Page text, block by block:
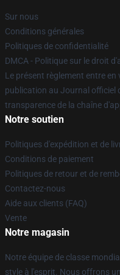
Sur nous
Conditions générales
Politiques de confidentialité
DMCA - Politique sur le droit
Le présent règlement entre
publication au Journal officiel
transparence de la chaîne
Notre soutien
Politiques d'expédition et de
Conditions de paiement
Politiques de retour et de
Contactez-nous
Aide aux clients (FAQ)
Vente
Notre magasin
Notre équipe de classe
style à l'esprit. Nous offrons